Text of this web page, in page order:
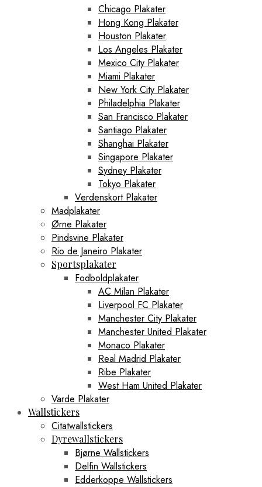
Chicago Plakater
Hong Kong Plakater
Houston Plakater
Los Angeles Plakater
Mexico City Plakater
Miami Plakater
New York City Plakater
Philadelphia Plakater
San Francisco Plakater
Santiago Plakater
Shanghai Plakater
Singapore Plakater
Sydney Plakater
Tokyo Plakater
Verdenskort Plakater
Madplakater
Ørne Plakater
Pindsvine Plakater
Rio de Janeiro Plakater
Sportsplakater
Fodboldplakater
AC Milan Plakater
Liverpool FC Plakater
Manchester City Plakater
Manchester United Plakater
Monaco Plakater
Real Madrid Plakater
Ribe Plakater
West Ham United Plakater
Varde Plakater
Wallstickers
Citatwallstickers
Dyrewallstickers
Bjørne Wallstickers
Delfin Wallstickers
Edderkoppe Wallstickers